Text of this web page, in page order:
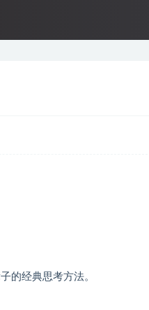
的经典思考方法。